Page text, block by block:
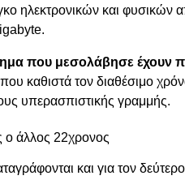
ηλεκτρονικών και φυσικών
που μεσολάβησε έχουν
καθιστά τον διαθέσιμο
υπερασπιστικής γραμμής.
ο άλλος 22χρονος
και για τον